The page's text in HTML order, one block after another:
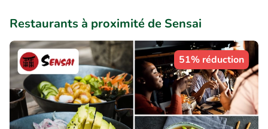
Restaurants à proximité de Sensai
51% réduction